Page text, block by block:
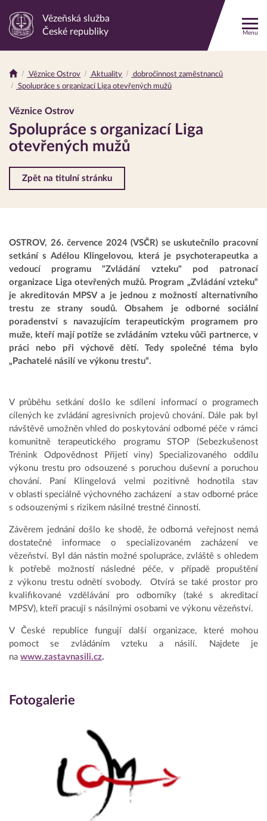
Odkaz
stránku
Vězeňská služba
České republiky
Menu
Drobečková
Věznice Ostrov Aktuality
dobročinnost zaměstnanců
Spolupráce s organizací Liga otevřených mužů
Věznice Ostrov
Spolupráce s organizací Liga
otevřených mužů
Zpět na titulní stránku
OSTROV, 26. července 2024 (VSČR) se uskutečnilo pracovní
setkání s Adélou Klingelovou, která je psychoterapeutka a
vedoucí programu "Zvládání vzteku" pod patronací
organizace Liga otevřených mužů. Program „Zvládání vzteku“
je akreditován MPSV a je jednou z možností alternativního
trestu ze strany soudů. Obsahem je odborné sociální
poradenství s navazujícím terapeutickým programem pro
muže, kteří mají potíže se zvládáním vzteku vůči partnerce, v
práci nebo při výchově dětí. Tedy společné téma bylo
„Pachatelé násilí ve výkonu trestu“.
V průběhu setkání došlo ke sdílení informací o programech
cílených ke zvládání agresivních projevů chování. Dále pak byl
návštěvě umožněn vhled do poskytování odborné péče v rámci
komunitně terapeutického programu STOP (Sebezkušenost
Trénink Odpovědnost Přijetí viny) Specializovaného oddílu
výkonu trestu pro odsouzené s poruchou duševní a poruchou
chování. Paní Klingelová velmi pozitivně hodnotila stav
v oblasti speciálně výchovného zacházení a stav odborné práce
s odsouzenými s rizikem násilné trestné činnosti.
Závěrem jednání došlo ke shodě, že odborná veřejnost nemá
dostatečné informace o specializovaném zacházení ve
vězeňství. Byl dán nástin možné spolupráce, zvláště s ohledem
k potřebě možností následné péče, v případě propuštění
z výkonu trestu odnětí svobody. Otvírá se také prostor pro
kvalifikované vzdělávání pro odborníky (také s akreditací
MPSV), kteří pracují s násilnými osobami ve výkonu vězeňství.
V České republice fungují další organizace, které mohou
pomoct se zvládáním vzteku a násilí. Najdete je
na www.zastavnasili.cz.
Fotogalerie